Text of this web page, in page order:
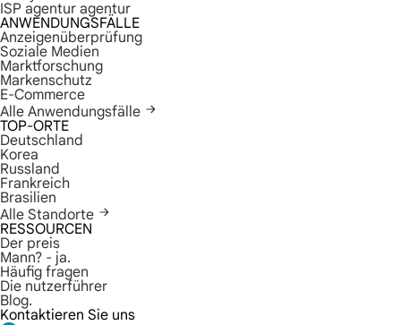
ISP agentur agentur
ANWENDUNGSFÄLLE
Anzeigenüberprüfung
Soziale Medien
Marktforschung
Markenschutz
E-Commerce
Alle Anwendungsfälle
TOP-ORTE
Deutschland
Korea
Russland
Frankreich
Brasilien
Alle Standorte
RESSOURCEN
Der preis
Mann? - ja.
Häufig fragen
Die nutzerführer
Blog.
Kontaktieren Sie uns